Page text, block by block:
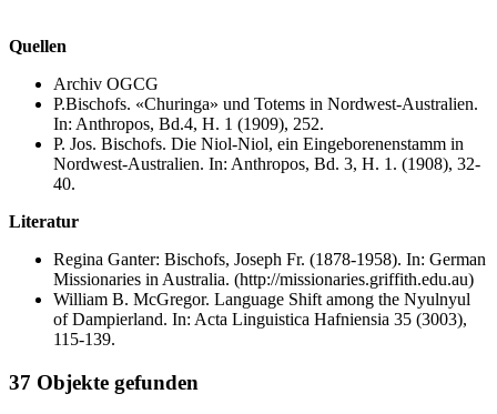
Quellen
Archiv OGCG
P.Bischofs. «Churinga» und Totems in Nordwest-Australien.
In: Anthropos, Bd.4, H. 1 (1909), 252.
P. Jos. Bischofs. Die Niol-Niol, ein Eingeborenenstamm in
Nordwest-Australien. In: Anthropos, Bd. 3, H. 1. (1908), 32-
40.
Literatur
Regina Ganter: Bischofs, Joseph Fr. (1878-1958). In: German
Missionaries in Australia. (http://missionaries.griffith.edu.au)
William B. McGregor. Language Shift among the Nyulnyul
of Dampierland. In: Acta Linguistica Hafniensia 35 (3003),
115-139.
37 Objekte gefunden